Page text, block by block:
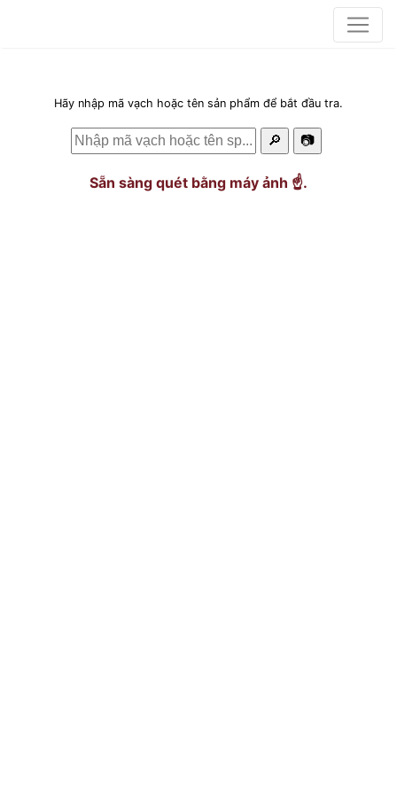
Hãy nhập mã vạch hoặc tên sản phẩm để bắt đầu tra.
🔎 📷
Sẵn sàng quét bằng máy ảnh ☝️.